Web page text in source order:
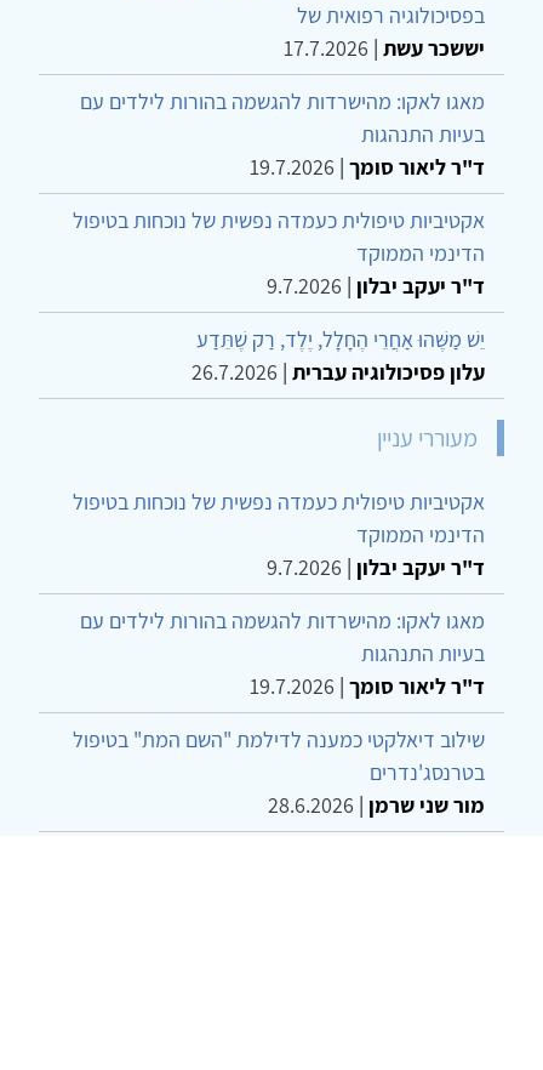
בפסיכולוגיה רפואית של
יששכר עשת |
17.7.2026
מאגו לאקו: מהישרדות להגשמה בהורות לילדים עם
בעיות התנהגות
ד"ר ליאור סומך |
19.7.2026
אקטיביות טיפולית כעמדה נפשית של נוכחות בטיפול
הדינמי הממוקד
ד"ר יעקב יבלון |
9.7.2026
יֵשׁ מַשֶּׁהוּ אַחֲרֵי הֶחָלָל, יֶלֶד, רַק שֶׁתֵּדַע
עלון פסיכולוגיה עברית |
26.7.2026
מעוררי עניין
אקטיביות טיפולית כעמדה נפשית של נוכחות בטיפול
הדינמי הממוקד
ד"ר יעקב יבלון |
9.7.2026
מאגו לאקו: מהישרדות להגשמה בהורות לילדים עם
בעיות התנהגות
ד"ר ליאור סומך |
19.7.2026
שילוב דיאלקטי כמענה לדילמת "השם המת" בטיפול
בטרנסג'נדרים
מור שני שרמן |
28.6.2026